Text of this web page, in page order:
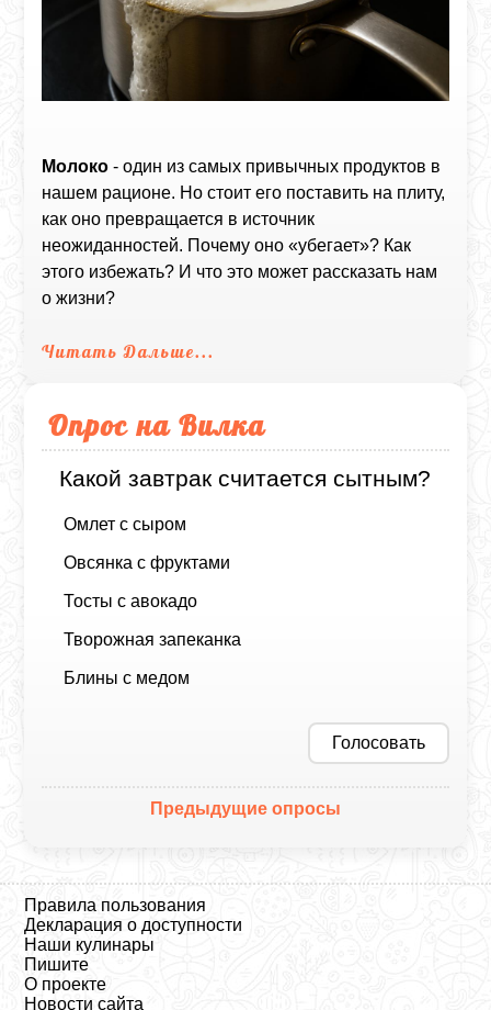
Молоко - один из самых привычных продуктов в
нашем рационе. Но стоит его поставить на плиту,
как оно превращается в источник
неожиданностей. Почему оно «убегает»? Как
этого избежать? И что это может рассказать нам
о жизни?
Читать Дальше...
Опрос на Вилка
Какой завтрак считается сытным?
Омлет с сыром
Овсянка с фруктами
Тосты с авокадо
Творожная запеканка
Блины с медом
Голосовать
Предыдущие опросы
Правила пользования
Декларация о доступности
Наши кулинары
Пишите
О проекте
Новости сайта